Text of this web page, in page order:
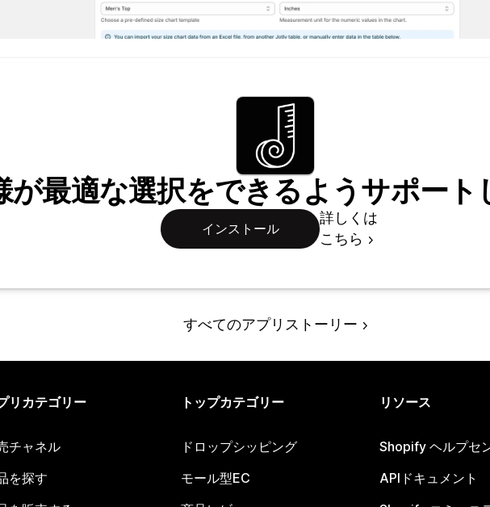
が最適な選択をできるようサポート
インストール
詳しくは
こちら
すべてのアプリストーリー
リカテゴリー
チャネル
を探す
トップカテゴリー
ドロップシッピング
モール型EC
リソース
Shopify ヘルプセ
APIドキュメント